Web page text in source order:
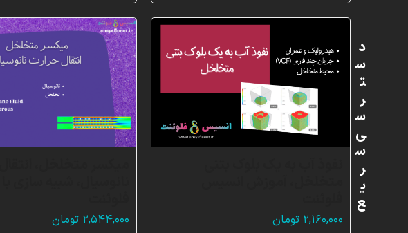
۲,۱۶۰,۰۰۰ تومان
۲,۵۴۴,۰۰۰ تومان
د
س
ت
ر
س
ی
س
ر
ی
ع